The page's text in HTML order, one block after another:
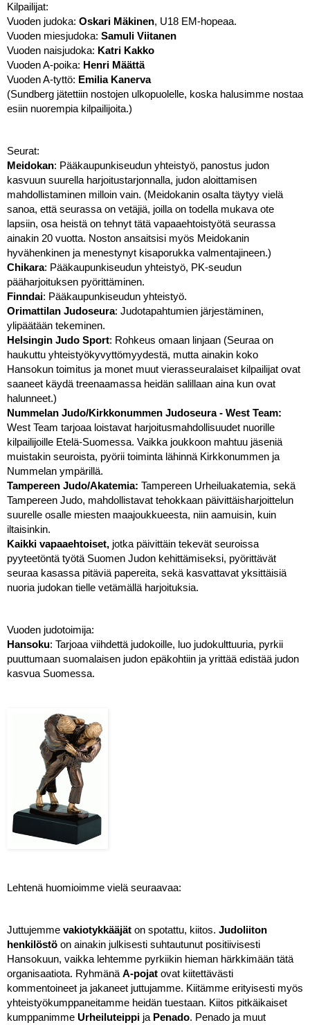
Kilpailijat:
Vuoden judoka: Oskari Mäkinen, U18 EM-hopeaa.
Vuoden miesjudoka: Samuli Viitanen
Vuoden naisjudoka: Katri Kakko
Vuoden A-poika: Henri Määttä
Vuoden A-tyttö: Emilia Kanerva
(Sundberg jätettiin nostojen ulkopuolelle, koska halusimme nostaa
esiin nuorempia kilpailijoita.)
Seurat:
Meidokan: Pääkaupunkiseudun yhteistyö, panostus judon
kasvuun suurella harjoitustarjonnalla, judon aloittamisen
mahdollistaminen milloin vain. (Meidokanin osalta täytyy vielä
sanoa, että seurassa on vetäjiä, joilla on todella mukava ote
lapsiin, osa heistä on tehnyt tätä vapaaehtoistyötä seurassa
ainakin 20 vuotta. Noston ansaitsisi myös Meidokanin
hyvähenkinen ja menestynyt kisaporukka valmentajineen.)
Chikara: Pääkaupunkiseudun yhteistyö, PK-seudun
pääharjoituksen pyörittäminen.
Finndai: Pääkaupunkiseudun yhteistyö.
Orimattilan Judoseura: Judotapahtumien järjestäminen,
ylipäätään tekeminen.
Helsingin Judo Sport: Rohkeus omaan linjaan (Seuraa on
haukuttu yhteistyökyvyttömyydestä, mutta ainakin koko
Hansokun toimitus ja monet muut vierasseuralaiset kilpailijat ovat
saaneet käydä treenaamassa heidän salillaan aina kun ovat
halunneet.)
West Team tarjoaa loistavat harjoitusmahdollisuudet nuorille
kilpailijoille Etelä-Suomessa. Vaikka joukkoon mahtuu jäseniä
muistakin seuroista, pyörii toiminta lähinnä Kirkkonummen ja
Nummelan ympärillä.
Tampereen Judo/Akatemia: Tampereen Urheiluakatemia, sekä
Tampereen Judo, mahdollistavat tehokkaan päivittäisharjoittelun
suurelle osalle miesten maajoukkueesta, niin aamuisin, kuin
iltaisinkin.
Kaikki vapaaehtoiset, jotka päivittäin tekevät seuroissa
pyyteetöntä työtä Suomen Judon kehittämiseksi, pyörittävät
seuraa kasassa pitäviä papereita, sekä kasvattavat yksittäisiä
nuoria judokan tielle vetämällä harjoituksia.
Vuoden judotoimija:
Hansoku: Tarjoaa viihdettä judokoille, luo judokulttuuria, pyrkii
puuttumaan suomalaisen judon epäkohtiin ja yrittää edistää judon
kasvua Suomessa.
Lehtenä huomioimme vielä seuraavaa:
Juttujemme vakiotykkääjät on spotattu, kiitos. Judoliiton
henkilöstö on ainakin julkisesti suhtautunut positiivisesti
Hansokuun, vaikka lehtemme pyrkiikin hieman härkkimään tätä
organisaatiota. Ryhmänä A-pojat ovat kiitettävästi
kommentoineet ja jakaneet juttujamme. Kiitämme erityisesti myös
yhteistyökumppaneitamme heidän tuestaan. Kiitos pitkäikaiset
kumppanimme Urheiluteippi ja Penado. Penado ja muut